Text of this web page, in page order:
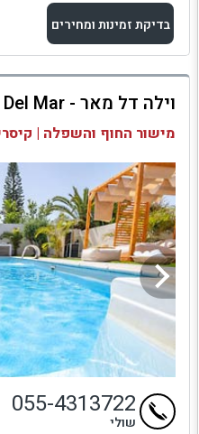
בדיקת זמינות ומחירים
למתחם זה
בדיקת זמינות ומחירים
וילה דל מאר - Villa Del Mar
מישור החוף והשפלה |
055-4313722
שולי